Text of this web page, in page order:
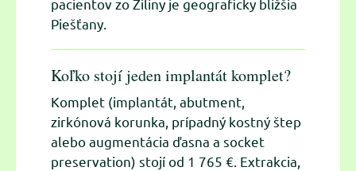
Piešťany.
Koľko stojí jeden implantát komplet?
Komplet (implantát, abutment,
zirkónová korunka, prípadný kostný štep
alebo augmentácia ďasna a socket
preservation) stojí od 1 765 €. Extrakcia,